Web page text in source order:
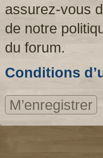
assurez-vous
de notre
du forum.
Conditions
M’enregistrer